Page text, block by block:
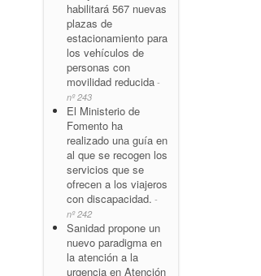
habilitará 567 nuevas
plazas de
estacionamiento para
los vehículos de
personas con
movilidad reducida -
nº 243
El Ministerio de
Fomento ha
realizado una guía en
al que se recogen los
servicios que se
ofrecen a los viajeros
con discapacidad. -
nº 242
Sanidad propone un
nuevo paradigma en
la atención a la
urgencia en Atención